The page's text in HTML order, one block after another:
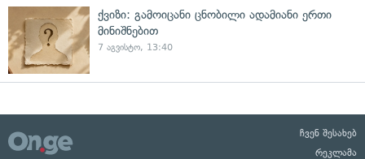
ქვიზი: გამოიცანი ცნობილი ადამიანი ერთი
მინიშნებით
7 აგვისტო, 13:40
ჩვენ შესახებ
რეკლამა